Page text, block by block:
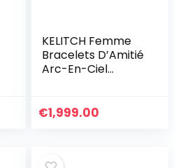
KELITCH Femme
Bracelets D’Amitié
Arc-En-Ciel
Main Bracelets
€1,999.00